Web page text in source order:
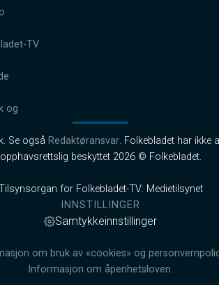
TV
og
Se også Redaktøransvar. Folkebladet har ikke
opphavsrettslig beskyttet 2026 © Folkebladet.
for Folkebladet-TV: Medietilsynet
INNSTILLINGER
Samtykkeinnstillinger
om bruk av «cookies» og
Informasjon om åpenhetsloven.